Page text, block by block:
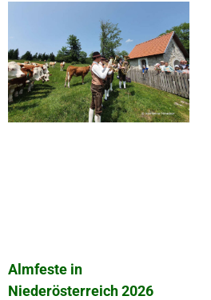
Almfeste in
Niederösterreich 2026